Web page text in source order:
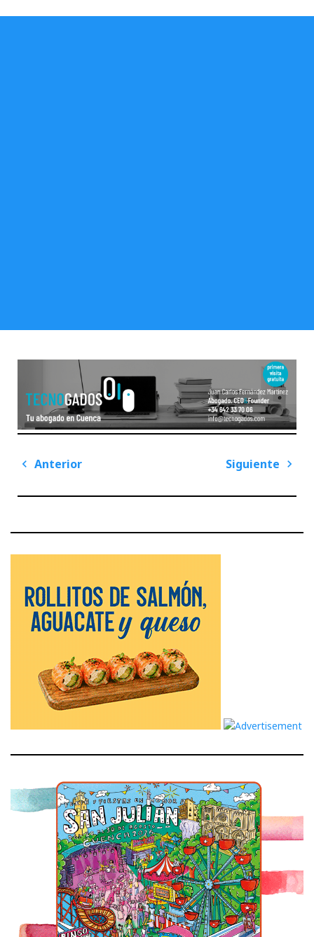
Navegación
entradas
Anterior
Siguiente